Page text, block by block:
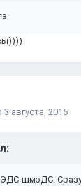
3 августа, 2015
ЭДС-шмэДС.